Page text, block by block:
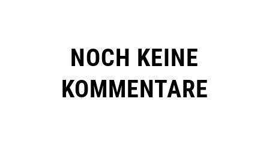
NOCH KEINE
KOMMENTARE